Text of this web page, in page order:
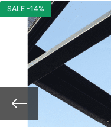
SALE -14%